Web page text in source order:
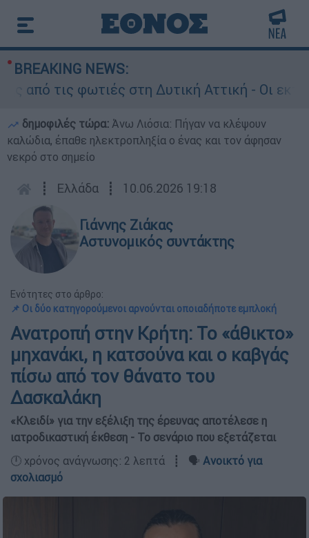
BREAKING NEWS:
τις φωτιές στη Δυτική Αττική - Οι
δημοφιλές τώρα: Άνω Λιόσια: Πήγαν να κλέψουν
καλώδια, έπαθε ηλεκτροπληξία ο ένας και τον άφησαν
νεκρό στο σημείο
┋ Ελλάδα ┋ 10.06.2026 19:18
Γιάννης Ζιάκας
Αστυνομικός συντάκτης
Ενότητες στο άρθρο:
📌 Οι δύο κατηγορούμενοι αρνούνται οποιαδήποτε εμπλοκή
Ανατροπή στην Κρήτη: Το «άθικτο»
μηχανάκι, η κατσούνα και ο καβγάς
πίσω από τον θάνατο του
Δασκαλάκη
«Κλειδί» για την εξέλιξη της έρευνας αποτέλεσε η
ιατροδικαστική έκθεση - Το σενάριο που εξετάζεται
🕛 χρόνος ανάγνωσης: 2 λεπτά ┋ 🗣️ Ανοικτό για
σχολιασμό